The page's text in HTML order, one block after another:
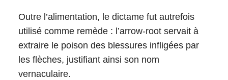
Outre l’alimentation, le dictame fut autrefois
utilisé comme remède : l’arrow-root servait à
extraire le poison des blessures infligées par
les flèches, justifiant ainsi son nom
vernaculaire.